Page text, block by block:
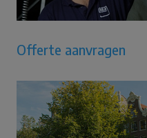
Offerte aanvragen